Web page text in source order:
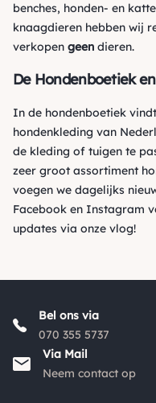
benches, honden- en
knaagdieren hebben wij
verkopen geen dieren.
De Hondenboetiek
In de hondenboetiek
hondenkleding van
de kleding of tuigen te
zeer groot assortiment
voegen we dagelijks
Facebook en Instagram
updates via onze vlog!
Bel ons via
070 355 5737
Via Mail
Neem contact op